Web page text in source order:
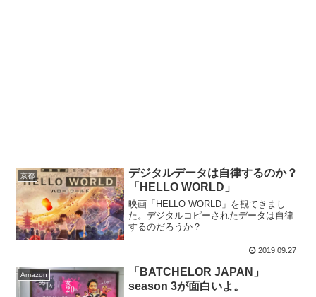
京都
デジタルデータは自律するのか？
「HELLO WORLD」
映画「HELLO WORLD」を観てきまし
た。デジタルコピーされたデータは自律
するのだろうか？
2019.09.27
Amazon
「BATCHELOR JAPAN」
season 3が面白いよ。